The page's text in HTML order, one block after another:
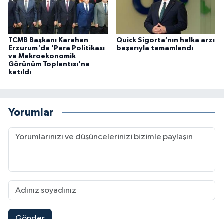
TCMB Başkanı Karahan
Erzurum'da 'Para Politikası
ve Makroekonomik
Görünüm Toplantısı'na
katıldı
Quick Sigorta’nın halka arzı
başarıyla tamamlandı
Yorumlar